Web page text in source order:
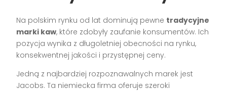
Na polskim rynku od lat dominują pewne tradycyjne
marki kaw, które zdobyły zaufanie konsumentów. Ich
pozycja wynika z długoletniej obecności na rynku,
konsekwentnej jakości i przystępnej ceny.
Jedną z najbardziej rozpoznawalnych marek jest
Jacobs. Ta niemiecka firma oferuje szeroki